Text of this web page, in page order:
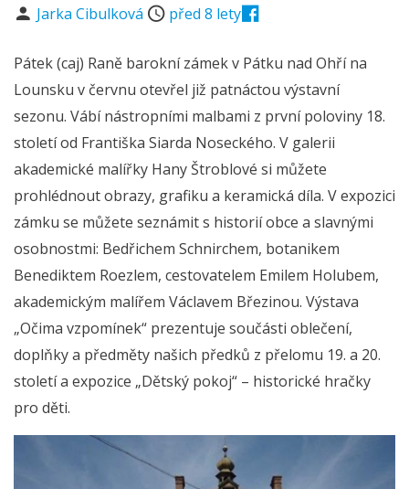
Jarka Cibulková před 8 lety
Pátek (caj) Raně barokní zámek v Pátku nad Ohří na
Lounsku v červnu otevřel již patnáctou výstavní
sezonu. Vábí nástropními malbami z první poloviny 18.
století od Františka Siarda Noseckého. V galerii
akademické malířky Hany Štroblové si můžete
prohlédnout obrazy, grafiku a keramická díla. V expozici
zámku se můžete seznámit s historií obce a slavnými
osobnostmi: Bedřichem Schnirchem, botanikem
Benediktem Roezlem, cestovatelem Emilem Holubem,
akademickým malířem Václavem Březinou. Výstava
„Očima vzpomínek“ prezentuje součásti oblečení,
doplňky a předměty našich předků z přelomu 19. a 20.
století a expozice „Dětský pokoj“ – historické hračky
pro děti.